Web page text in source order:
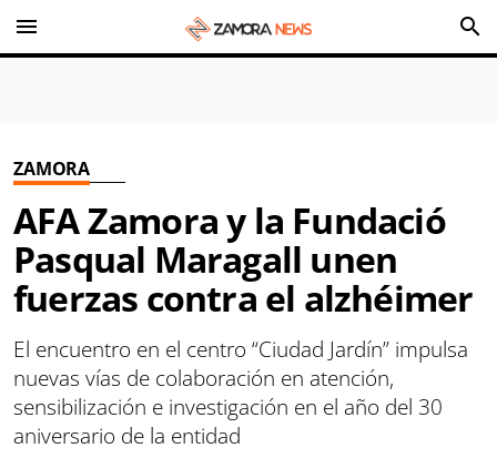
menu search
ZAMORA
AFA Zamora y la Fundació
Pasqual Maragall unen
fuerzas contra el alzhéimer
El encuentro en el centro “Ciudad Jardín” impulsa
nuevas vías de colaboración en atención,
sensibilización e investigación en el año del 30
aniversario de la entidad